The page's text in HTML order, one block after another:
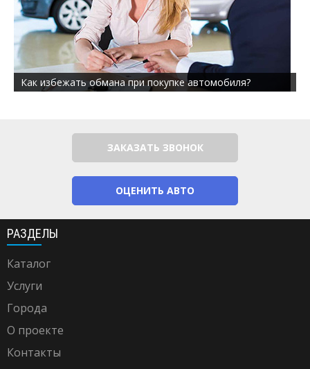
Как избежать обмана при покупке автомобиля?
ЗАКАЗАТЬ ЗВОНОК
ОЦЕНИТЬ АВТО
РАЗДЕЛЫ
Каталог
Услуги
Города
О проекте
Контакты